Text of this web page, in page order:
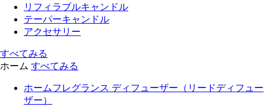
リフィラブルキャンドル
テーパーキャンドル
アクセサリー
すべてみる
ホーム すべてみる
ホームフレグランス ディフューザー（リードディフュー
ザー）